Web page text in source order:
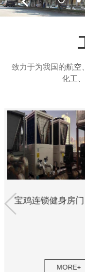
致力于为我国的航空
化工
MORE+